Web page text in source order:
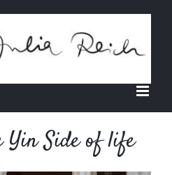
Yin Side of life